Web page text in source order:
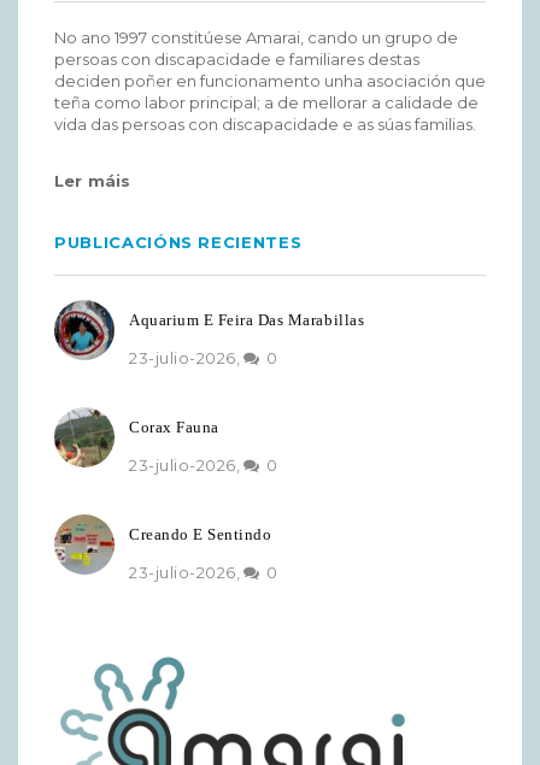
No ano 1997 constitúese Amarai, cando un grupo de
persoas con discapacidade e familiares destas
deciden poñer en funcionamento unha asociación que
teña como labor principal; a de mellorar a calidade de
vida das persoas con discapacidade e as súas familias.
Ler máis
PUBLICACIÓNS RECIENTES
Aquarium E Feira Das Marabillas
23-julio-2026, 0
Corax Fauna
23-julio-2026, 0
Creando E Sentindo
23-julio-2026, 0